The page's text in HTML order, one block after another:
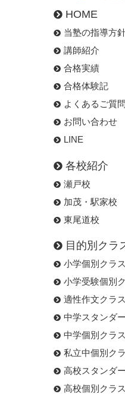
HOME
当塾の指導方
講師紹介
合格実績
合格体験記
よくあるご質問
お問い合わせ
LINE
各校紹介
瀬戸校
加茂・駅家校
東尾道校
目的別クラ
小学個別クラス
小学受験個別
適性作文クラス
中学スタンダ
中学個別クラス
私立中個別ク
高校スタンダ
高校個別クラス